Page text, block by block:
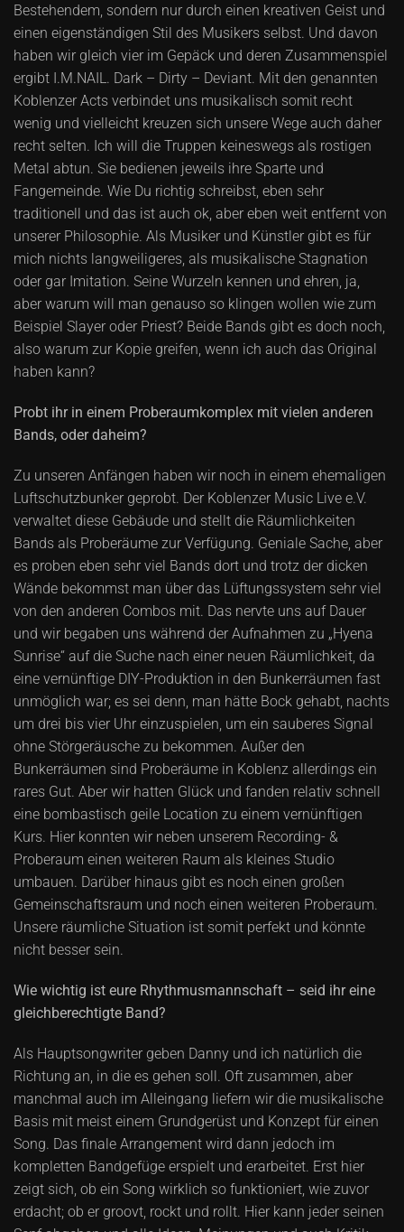
Bestehendem, sondern nur durch einen kreativen Geist und
einen eigenständigen Stil des Musikers selbst. Und davon
haben wir gleich vier im Gepäck und deren Zusammenspiel
ergibt I.M.NAIL. Dark – Dirty – Deviant. Mit den genannten
Koblenzer Acts verbindet uns musikalisch somit recht
wenig und vielleicht kreuzen sich unsere Wege auch daher
recht selten. Ich will die Truppen keineswegs als rostigen
Metal abtun. Sie bedienen jeweils ihre Sparte und
Fangemeinde. Wie Du richtig schreibst, eben sehr
traditionell und das ist auch ok, aber eben weit entfernt von
unserer Philosophie. Als Musiker und Künstler gibt es für
mich nichts langweiligeres, als musikalische Stagnation
oder gar Imitation. Seine Wurzeln kennen und ehren, ja,
aber warum will man genauso so klingen wollen wie zum
Beispiel Slayer oder Priest? Beide Bands gibt es doch noch,
also warum zur Kopie greifen, wenn ich auch das Original
haben kann?
Probt ihr in einem Proberaumkomplex mit vielen anderen
Bands, oder daheim?
Zu unseren Anfängen haben wir noch in einem ehemaligen
Luftschutzbunker geprobt. Der Koblenzer Music Live e.V.
verwaltet diese Gebäude und stellt die Räumlichkeiten
Bands als Proberäume zur Verfügung. Geniale Sache, aber
es proben eben sehr viel Bands dort und trotz der dicken
Wände bekommst man über das Lüftungssystem sehr viel
von den anderen Combos mit. Das nervte uns auf Dauer
und wir begaben uns während der Aufnahmen zu „Hyena
Sunrise“ auf die Suche nach einer neuen Räumlichkeit, da
eine vernünftige DIY-Produktion in den Bunkerräumen fast
unmöglich war; es sei denn, man hätte Bock gehabt, nachts
um drei bis vier Uhr einzuspielen, um ein sauberes Signal
ohne Störgeräusche zu bekommen. Außer den
Bunkerräumen sind Proberäume in Koblenz allerdings ein
rares Gut. Aber wir hatten Glück und fanden relativ schnell
eine bombastisch geile Location zu einem vernünftigen
Kurs. Hier konnten wir neben unserem Recording- &
Proberaum einen weiteren Raum als kleines Studio
umbauen. Darüber hinaus gibt es noch einen großen
Gemeinschaftsraum und noch einen weiteren Proberaum.
Unsere räumliche Situation ist somit perfekt und könnte
nicht besser sein.
Wie wichtig ist eure Rhythmusmannschaft – seid ihr eine
gleichberechtigte Band?
Als Hauptsongwriter geben Danny und ich natürlich die
Richtung an, in die es gehen soll. Oft zusammen, aber
manchmal auch im Alleingang liefern wir die musikalische
Basis mit meist einem Grundgerüst und Konzept für einen
Song. Das finale Arrangement wird dann jedoch im
kompletten Bandgefüge erspielt und erarbeitet. Erst hier
zeigt sich, ob ein Song wirklich so funktioniert, wie zuvor
erdacht; ob er groovt, rockt und rollt. Hier kann jeder seinen